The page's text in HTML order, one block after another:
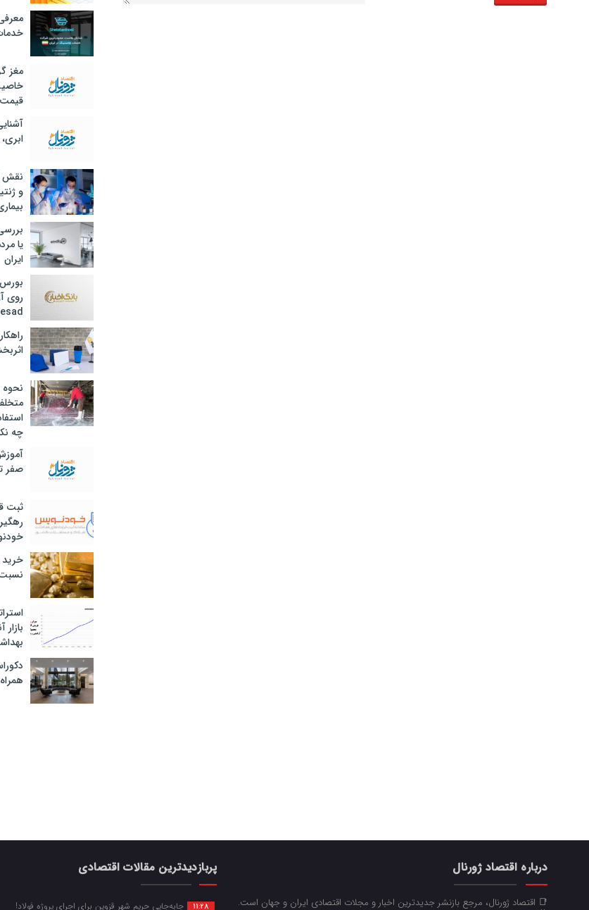
مغز
قیمت
نقش
و
یا
ایران
روی
نحوه
چه
صفر
ثبت
درباره اقتصاد ژورنال
📑 اقتصاد ژورنال، مرجع بازنشر جدیدترین اخبار و مجلات اقتصادی ایران و جهان است.
پربازدیدترین مقالات اقتصادی
11:28 جابه‌جایی حریم شهر قزوین برای اجرای پروژه فولاد!